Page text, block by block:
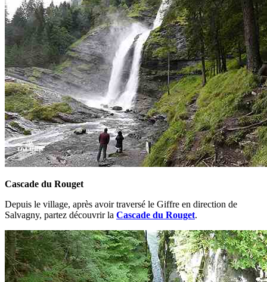
Cascade du Rouget
Depuis le village, après avoir traversé le Giffre en direction de
Salvagny, partez découvrir la Cascade du Rouget.